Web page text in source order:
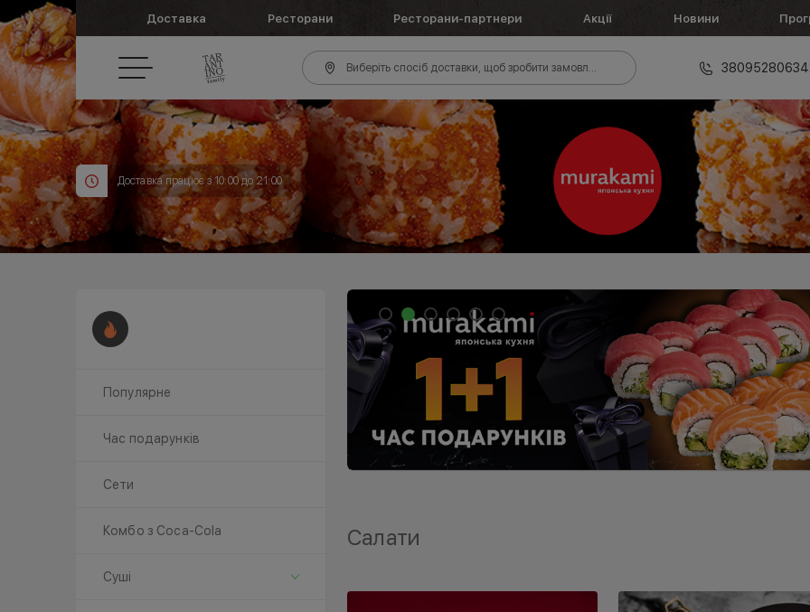
Доставка Ресторани Ресторани-партнери Акції Новини
Виберіть спосіб доставки, щоб зробити замовлення
Доставка працює з 10:00 до 21:00
Популярне
Час подарунків
Сети
Комбо з Coca-Cola
Суші
Салати